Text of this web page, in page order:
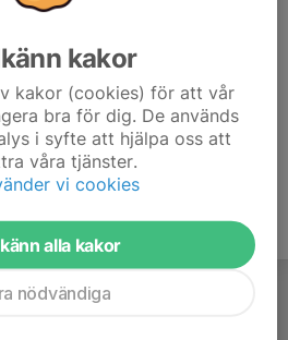
kakor
kakor (cookies) för att vår
bra för dig. De används
i syfte att hjälpa oss att
våra tjänster.
vi cookies
alla kakor
nödvändiga